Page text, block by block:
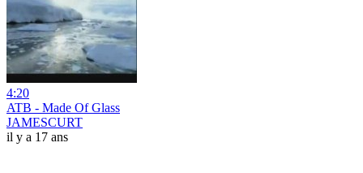
4:20
ATB - Made Of Glass
JAMESCURT
il y a 17 ans